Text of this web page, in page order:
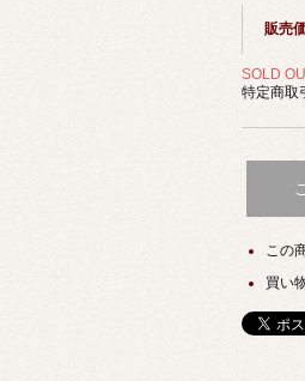
販売
SOLD
特定商取
この
買い